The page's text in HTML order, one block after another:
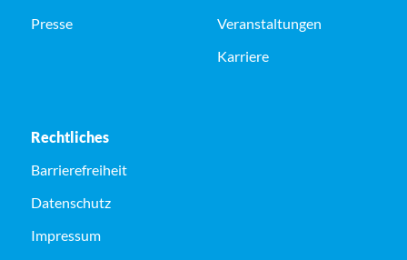
Presse
Veranstaltungen
Karriere
Rechtliches
Barrierefreiheit
Datenschutz
Impressum